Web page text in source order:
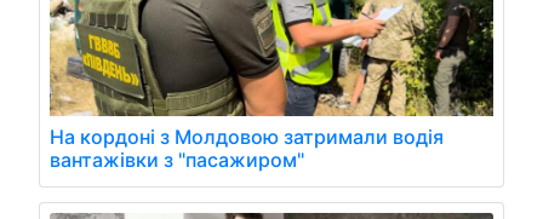
На кордоні з Молдовою затримали водія
вантажівки з "пасажиром"